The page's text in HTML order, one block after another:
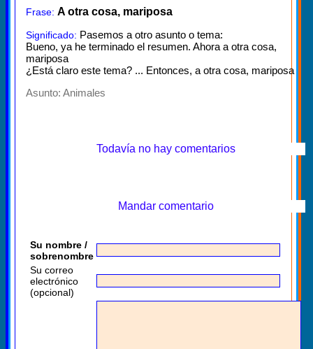
Frase: A otra cosa, mariposa
Significado: Pasemos a otro asunto o tema:
Bueno, ya he terminado el resumen. Ahora a otra cosa,
mariposa
¿Está claro este tema? ... Entonces, a otra cosa, mariposa
Asunto: Animales
Todavía no hay comentarios
Mandar comentario
Su nombre /
sobrenombre
Su correo
electrónico
(opcional)